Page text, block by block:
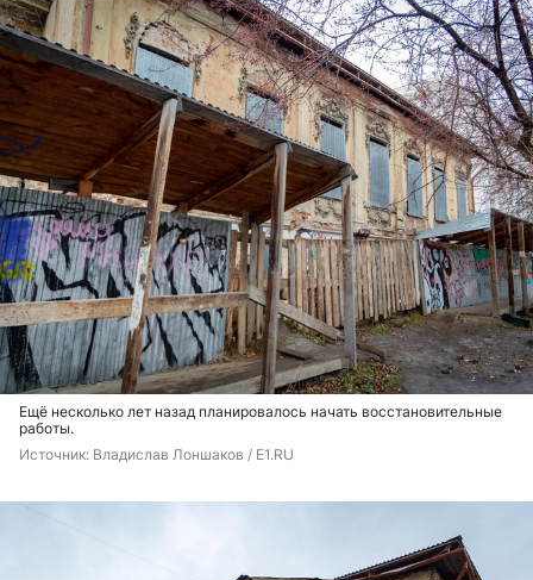
Ещё несколько лет назад планировалось начать восстановительные
работы.
Источник: Владислав Лоншаков / E1.RU